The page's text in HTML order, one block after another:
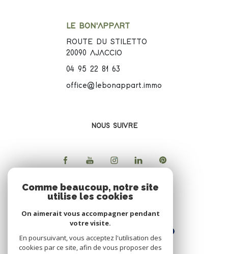
LE BON'APPART
ROUTE DU STILETTO
20090 AJACCIO
04 95 22 81 63
office@lebonappart.immo
NOUS SUIVRE
ADHERENTS
Comme beaucoup, notre site
utilise les cookies
On aimerait vous accompagner pendant
votre visite.
En poursuivant, vous acceptez l'utilisation des
cookies par ce site, afin de vous proposer des